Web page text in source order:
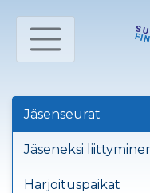
Jäsenseurat
Jäseneksi
Harjoituspaikat